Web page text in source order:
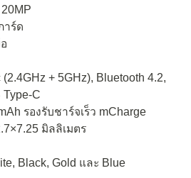
าร์ด
+ 5GHz), Bluetooth 4.2,
Type-C
รองรับชาร์จเร็ว mCharge
มิลลิเมตร
Black, Gold และ Blue